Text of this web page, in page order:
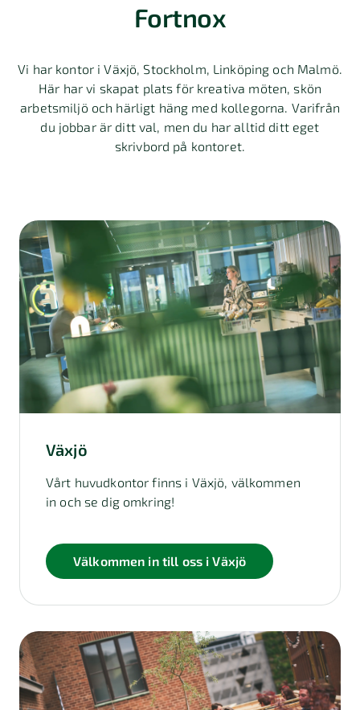
Fortnox
Vi har kontor i Växjö, Stockholm, Linköping och Malmö.
Här har vi skapat plats för kreativa möten, skön
arbetsmiljö och härligt häng med kollegorna. Varifrån
du jobbar är ditt val, men du har alltid ditt eget
skrivbord på kontoret.
Växjö
Vårt huvudkontor finns i Växjö, välkommen
in och se dig omkring!
Välkommen in till oss i Växjö